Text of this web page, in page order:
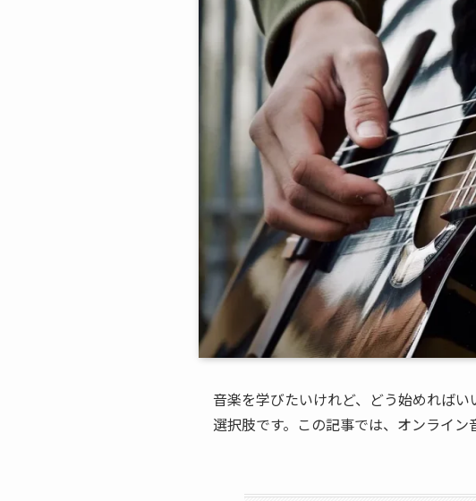
音楽を学びたいけれど、どう始めれば
選択肢です。この記事では、オンライ